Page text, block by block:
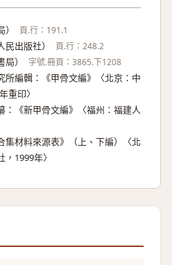
） 頁.行：191.1
民出版社） 頁.行：248.2
局） 字號.冊頁：3865.下1208
所編輯：《甲骨文編》〈北京：中
重印〉
：《新甲骨文編》〈福州：福建人
集材料來源表》（上、下編）〈北
1999年〉